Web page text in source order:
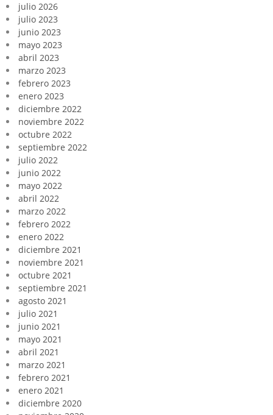
julio 2026
julio 2023
junio 2023
mayo 2023
abril 2023
marzo 2023
febrero 2023
enero 2023
diciembre 2022
noviembre 2022
octubre 2022
septiembre 2022
julio 2022
junio 2022
mayo 2022
abril 2022
marzo 2022
febrero 2022
enero 2022
diciembre 2021
noviembre 2021
octubre 2021
septiembre 2021
agosto 2021
julio 2021
junio 2021
mayo 2021
abril 2021
marzo 2021
febrero 2021
enero 2021
diciembre 2020